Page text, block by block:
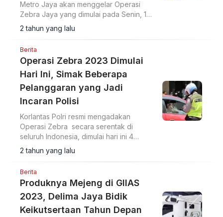
Metro Jaya akan menggelar Operasi
Zebra Jaya yang dimulai pada Senin, 18
September 2023 hingga 1 Oktober 2023
2 tahun yang lalu
Berita
Operasi Zebra 2023 Dimulai
Hari Ini, Simak Beberapa
Pelanggaran yang Jadi
Incaran Polisi
Korlantas Polri resmi mengadakan
Operasi Zebra secara serentak di
seluruh Indonesia, dimulai hari ini 4
September sampai 17 September 2023
mendatang
2 tahun yang lalu
Berita
Produknya Mejeng di GIIAS
2023, Delima Jaya Bidik
Keikutsertaan Tahun Depan